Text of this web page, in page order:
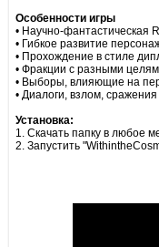
Особенности игры
• Научно-фантастическая
• Гибкое развитие
• Прохождение в стиле
• Фракции с разными
• Выборы, влияющие на
• Диалоги, взлом,
Установка:
1. Скачать папку в любое
2. Запустить